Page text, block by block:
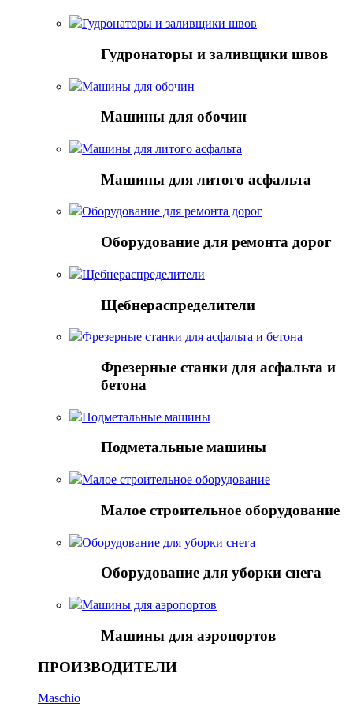
Гудронаторы и заливщики швов
Гудронаторы и заливщики швов
Машины для обочин
Машины для обочин
Машины для литого асфальта
Машины для литого асфальта
Оборудование для ремонта дорог
Оборудование для ремонта дорог
Щебнераспределители
Щебнераспределители
Фрезерные станки для асфальта и бетона
Фрезерные станки для асфальта и
бетона
Подметальные машины
Подметальные машины
Малое строительное оборудование
Малое строительное оборудование
Оборудование для уборки снега
Оборудование для уборки снега
Mашины для аэропортов
Mашины для аэропортов
ПРОИЗВОДИТЕЛИ
Maschio